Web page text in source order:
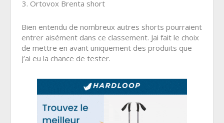
Ortovox Brenta short
Bien entendu de nombreux autres shorts pourraient
entrer aisément dans ce classement. Jai fait le choix
de mettre en avant uniquement des produits que
j’ai eu la chance de tester.